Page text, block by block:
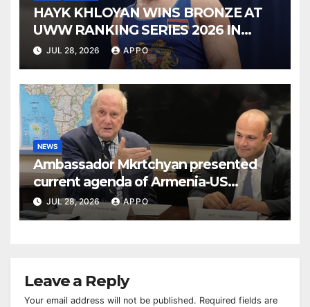
HAYK KHLOYAN WINS BRONZE AT
UWW RANKING SERIES 2026 IN
BUDAPEST
JUL 28, 2026 APPO
NEWS
Ambassador Mkrtchyan presented
current agenda of Armenia-US
relations at American Foreign Policy
Council
JUL 28, 2026 APPO
Leave a Reply
Your email address will not be published. Required fields are